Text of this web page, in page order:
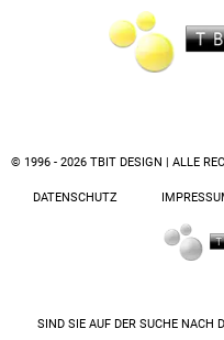
© 1996 - 2026 TBIT DESIGN | ALLE
DATENSCHUTZ
SIND SIE AUF DER SUCHE NACH